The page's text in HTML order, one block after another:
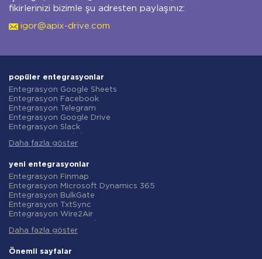
fikirlerinizi bizimle şu adresten paylaşınız:
igor@apix-drive.com
popüler entegrasyonlar
Entegrasyon Google Sheets
Entegrasyon Facebook
Entegrasyon Telegram
Entegrasyon Google Drive
Entegrasyon Slack
Entegrasyon Gmail
Entegrasyon ClickUp
Entegrasyon Airtable
Entegrasyon Google Contacts
Entegrasyon OpenAI (ChatGPT)
Entegrasyon Instagram
Entegrasyon ActiveCampaign
Entegrasyon Typeform
Entegrasyon Salesforce CRM
Entegrasyon Notion
Daha fazla göster
yeni entegrasyonlar
Entegrasyon Finmap
Entegrasyon Microsoft Dynamics 365
Entegrasyon BulkGate
Entegrasyon TxtSync
Entegrasyon Wire2Air
Entegrasyon Infobip
Entegrasyon AtomPark
Daha fazla göster
Önemli sayfalar